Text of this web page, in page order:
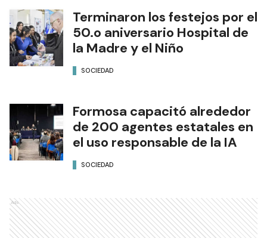
Terminaron los festejos por el
50.o aniversario Hospital de
la Madre y el Niño
SOCIEDAD
Formosa capacitó alrededor
de 200 agentes estatales en
el uso responsable de la IA
SOCIEDAD
Ads